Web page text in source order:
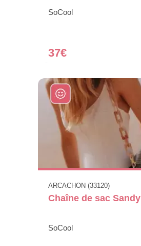
SoCool
37€
ARCACHON (33120)
Chaîne de sac Sandy
SoCool